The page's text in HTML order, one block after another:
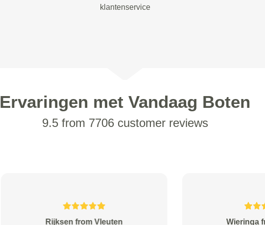
klantenservice
Ervaringen met Vandaag Boten
9.5 from 7706 customer reviews
Anna de Vries from Groningen